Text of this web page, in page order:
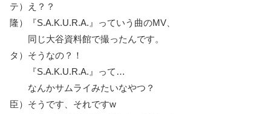
テ）え？？
隆）『S.A.K.U.R.A.』っていう曲のMV、
同じ大谷資料館で撮ったんです。
タ）そうなの？！
『S.A.K.U.R.A.』って…
なんかサムライみたいなやつ？
臣）そうです、それですw